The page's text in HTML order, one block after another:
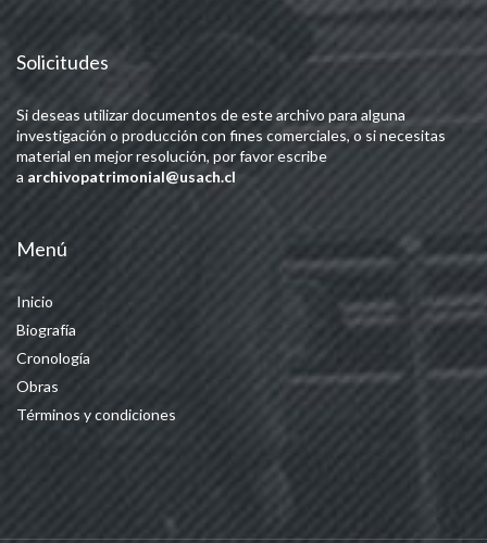
Solicitudes
Si deseas utilizar documentos de este archivo para alguna
investigación o producción con fines comerciales, o si necesitas
material en mejor resolución, por favor escribe
a archivopatrimonial@usach.cl
Menú
Inicio
Biografía
Cronología
Obras
Términos y condiciones